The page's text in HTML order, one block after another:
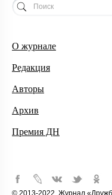
О журнале
Редакция
Авторы
Архив
Премия ДН
© 2013-2022, Журнал